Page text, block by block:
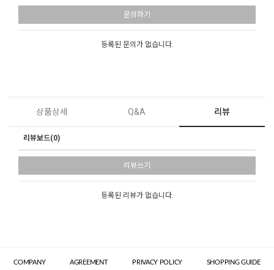
문의하기
등록된 문의가 없습니다.
상품상세 Q&A 리뷰
리뷰보드(0)
리뷰쓰기
등록된 리뷰가 없습니다.
COMPANY AGREEMENT PRIVACY POLICY SHOPPING GUIDE